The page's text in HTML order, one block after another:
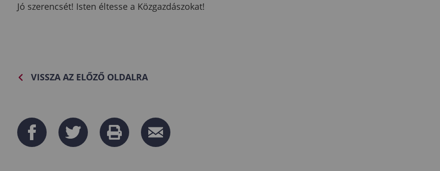
Jó szerencsét! Isten éltesse a Közgazdászokat!
VISSZA AZ ELŐZŐ OLDALRA